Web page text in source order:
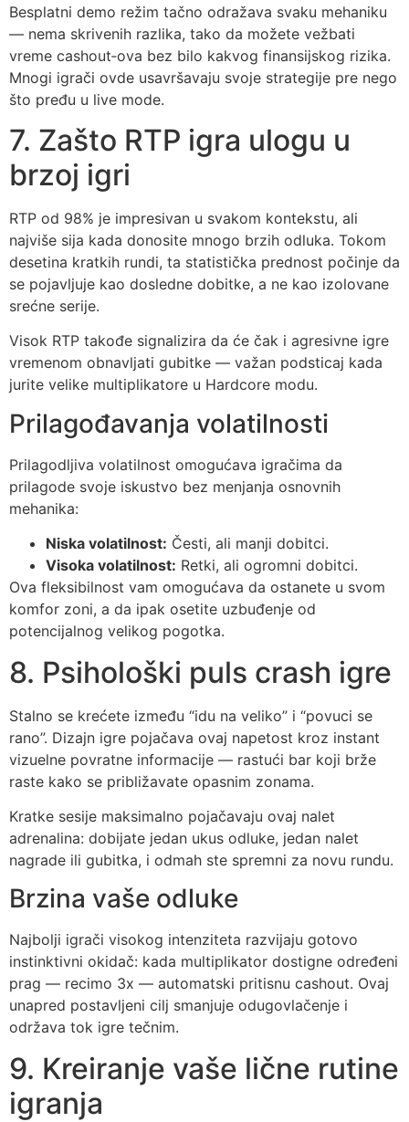
Besplatni demo režim tačno odražava svaku mehaniku
— nema skrivenih razlika, tako da možete vežbati
vreme cashout‑ova bez bilo kakvog finansijskog rizika.
Mnogi igrači ovde usavršavaju svoje strategije pre nego
što pređu u live mode.
7. Zašto RTP igra ulogu u
brzoj igri
RTP od 98% je impresivan u svakom kontekstu, ali
najviše sija kada donosite mnogo brzih odluka. Tokom
desetina kratkih rundi, ta statistička prednost počinje da
se pojavljuje kao dosledne dobitke, a ne kao izolovane
srećne serije.
Visok RTP takođe signalizira da će čak i agresivne igre
vremenom obnavljati gubitke — važan podsticaj kada
jurite velike multiplikatore u Hardcore modu.
Prilagođavanja volatilnosti
Prilagodljiva volatilnost omogućava igračima da
prilagode svoje iskustvo bez menjanja osnovnih
mehanika:
Niska volatilnost: Česti, ali manji dobitci.
Visoka volatilnost: Retki, ali ogromni dobitci.
Ova fleksibilnost vam omogućava da ostanete u svom
komfor zoni, a da ipak osetite uzbuđenje od
potencijalnog velikog pogotka.
8. Psihološki puls crash igre
Stalno se krećete između “idu na veliko” i “povuci se
rano”. Dizajn igre pojačava ovaj napetost kroz instant
vizuelne povratne informacije — rastući bar koji brže
raste kako se približavate opasnim zonama.
Kratke sesije maksimalno pojačavaju ovaj nalet
adrenalina: dobijate jedan ukus odluke, jedan nalet
nagrade ili gubitka, i odmah ste spremni za novu rundu.
Brzina vaše odluke
Najbolji igrači visokog intenziteta razvijaju gotovo
instinktivni okidač: kada multiplikator dostigne određeni
prag — recimo 3x — automatski pritisnu cashout. Ovaj
unapred postavljeni cilj smanjuje odugovlačenje i
održava tok igre tečnim.
9. Kreiranje vaše lične rutine
igranja